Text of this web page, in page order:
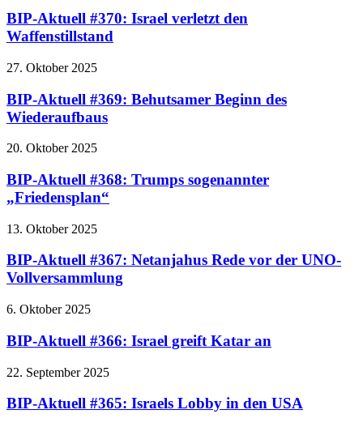
BIP-Aktuell #370: Israel verletzt den
Waffenstillstand
27. Oktober 2025
BIP-Aktuell #369: Behutsamer Beginn des
Wiederaufbaus
20. Oktober 2025
BIP-Aktuell #368: Trumps sogenannter
„Friedensplan“
13. Oktober 2025
BIP-Aktuell #367: Netanjahus Rede vor der UNO-
Vollversammlung
6. Oktober 2025
BIP-Aktuell #366: Israel greift Katar an
22. September 2025
BIP-Aktuell #365: Israels Lobby in den USA